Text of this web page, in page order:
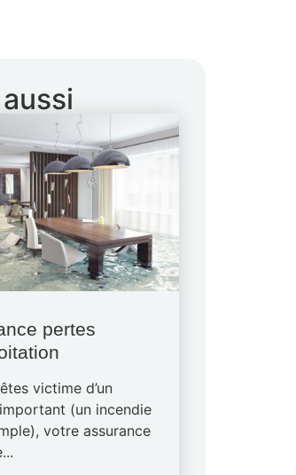
pertes
victime d’un
(un incendie
votre assurance